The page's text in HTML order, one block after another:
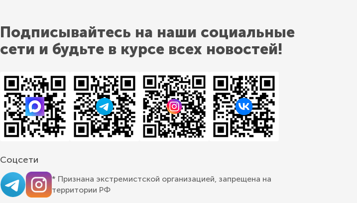
Подписывайтесь на наши социальные
сети и будьте в курсе всех новостей!
Соцсети
* Признана экстремистской организацией, запрещена на
территории РФ